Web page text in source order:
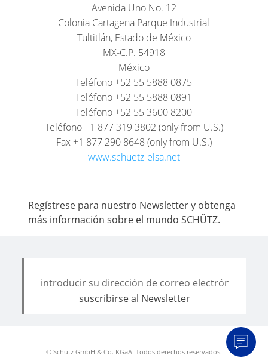
Avenida Uno No. 12
Colonia Cartagena Parque Industrial
Tultitlán, Estado de México
MX-C.P. 54918
México
Teléfono +52 55 5888 0875
Teléfono +52 55 5888 0891
Teléfono +52 55 3600 8200
Teléfono +1 877 319 3802 (only from U.S.)
Fax +1 877 290 8648 (only from U.S.)
www.schuetz-elsa.net
Regístrese para nuestro Newsletter y obtenga
más información sobre el mundo SCHÜTZ.
© Schütz GmbH & Co. KGaA. Todos derechos reservados.